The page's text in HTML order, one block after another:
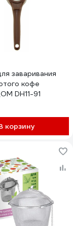
заваривания
кофе
DH11-91
корзину